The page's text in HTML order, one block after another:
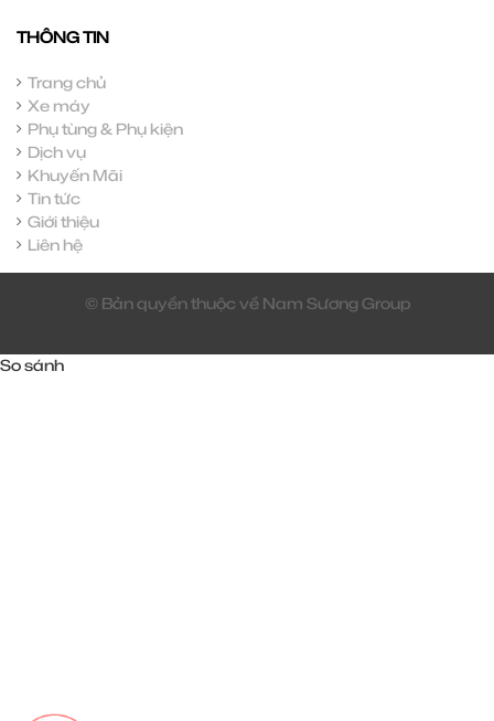
THÔNG TIN
Trang chủ
Xe máy
Phụ tùng & Phụ kiện
Dịch vụ
Khuyến Mãi
Tin tức
Giới thiệu
Liên hệ
© Bản quyền thuộc về Nam Sương Group
So sánh